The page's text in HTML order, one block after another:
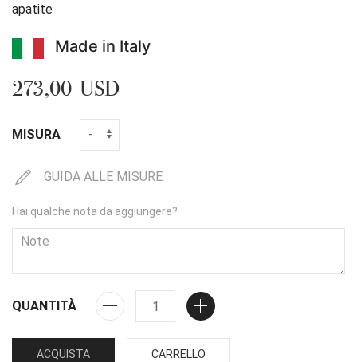
apatite
Made in Italy
273,00 USD
MISURA
GUIDA ALLE MISURE
Hai qualche nota da aggiungere?
QUANTITÀ
ACQUISTA CARRELLO